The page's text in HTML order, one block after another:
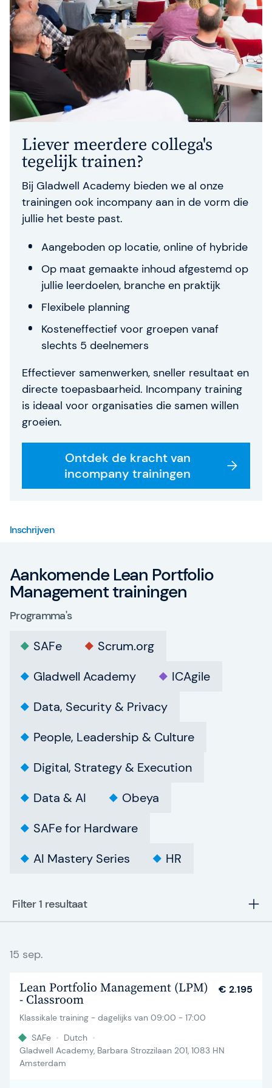
Liever meerdere collega's
tegelijk trainen?
Bij Gladwell Academy bieden we al onze
trainingen ook incompany aan in de vorm die
jullie het beste past.
Aangeboden op locatie, online of hybride
Op maat gemaakte inhoud afgestemd op
jullie leerdoelen, branche en praktijk
Flexibele planning
Kosteneffectief voor groepen vanaf
slechts 5 deelnemers
Effectiever samenwerken, sneller resultaat en
directe toepasbaarheid. Incompany training
is ideaal voor organisaties die samen willen
groeien.
Ontdek de kracht van
incompany trainingen
Inschrijven
Aankomende Lean Portfolio
Management trainingen
Programma's
SAFe
Scrum.org
Gladwell Academy
ICAgile
Data, Security & Privacy
People, Leadership & Culture
Digital, Strategy & Execution
Data & AI
Obeya
SAFe for Hardware
AI Mastery Series
HR
Filter 1 resultaat
15 sep.
Lean Portfolio Management (LPM)
- Classroom
€ 2.195
Klassikale training - dagelijks van 09:00 - 17:00
SAFe • Dutch •
Gladwell Academy, Barbara Strozzilaan 201, 1083 HN
Amsterdam